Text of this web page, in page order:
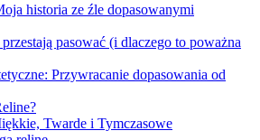
historia ze źle dopasowanymi
pasować (i dlaczego to poważna
Przywracanie dopasowania od
Twarde i Tymczasowe